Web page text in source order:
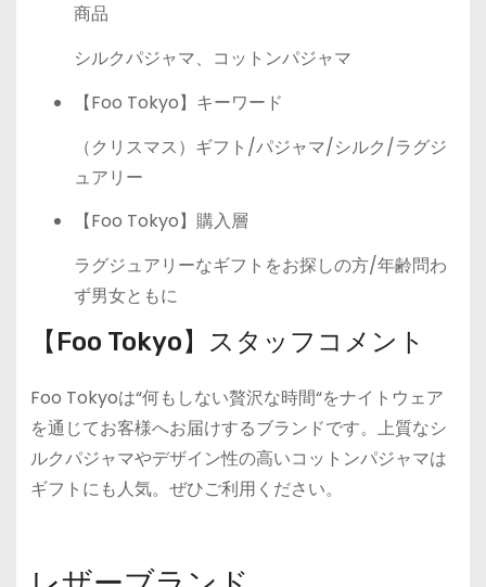
商品
シルクパジャマ、コットンパジャマ
【Foo Tokyo】キーワード
（クリスマス）ギフト/パジャマ/シルク/ラグジ
ュアリー
【Foo Tokyo】購入層
ラグジュアリーなギフトをお探しの方/年齢問わ
ず男女ともに
【Foo Tokyo】スタッフコメント
Foo Tokyoは“何もしない贅沢な時間“をナイトウェア
を通じてお客様へお届けするブランドです。上質なシ
ルクパジャマやデザイン性の高いコットンパジャマは
ギフトにも人気。ぜひご利用ください。